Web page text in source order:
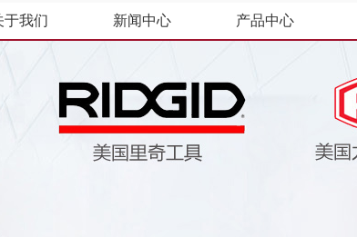
于我们 新闻中心 产品中心